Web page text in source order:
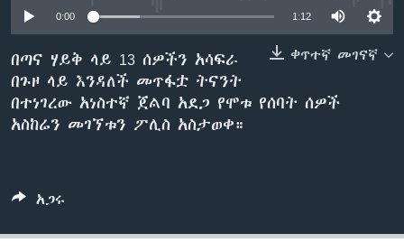
ቋንቋዎች
0:00 1:12
ቀጥተኛ መገናኛ
በጣና ሃይቅ ላይ 13 ሰዎችን አሳፍራ
በጉዞ ላይ እንዳለች መጥፋቷ ትናንት
በተነገረው አነስተኛ ጀልባ አደጋ የሞቱ የሰባት ሰዎች
አስከሬን መገኘቱን ፖሊስ አስታወቀ።
አጋሩ